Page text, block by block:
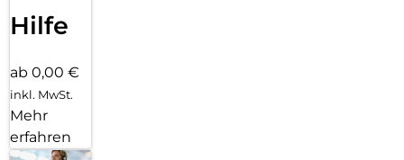
Hilfe
ab 0,00 €
inkl. MwSt.
Mehr
erfahren